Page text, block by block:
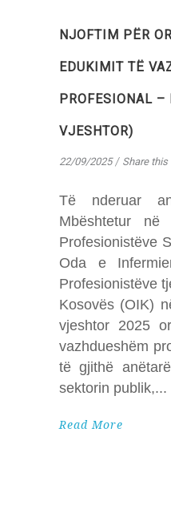
NJOFTIM PËR
EDUKIMIT TË
PROFESIONAL –
VJESHTOR)
22/09/2025 Share this
Të nderuar
Mbështetur
Profesionistëve
Oda e
Profesionistëve
Kosovës (OIK)
vjeshtor 2025
vazhdueshëm
të gjithë
sektorin publik,
Read More